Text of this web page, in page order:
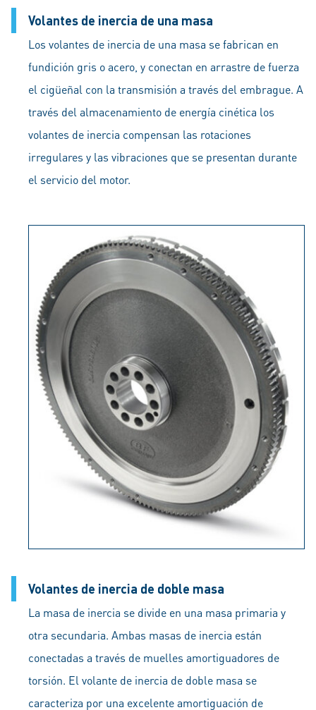
Volantes de inercia de una masa
Los volantes de inercia de una masa se fabrican en
fundición gris o acero, y conectan en arrastre de fuerza
el cigüeñal con la transmisión a través del embrague. A
través del almacenamiento de energía cinética los
volantes de inercia compensan las rotaciones
irregulares y las vibraciones que se presentan durante
el servicio del motor.
Volantes de inercia de doble masa
La masa de inercia se divide en una masa primaria y
otra secundaria. Ambas masas de inercia están
conectadas a través de muelles amortiguadores de
torsión. El volante de inercia de doble masa se
caracteriza por una excelente amortiguación de